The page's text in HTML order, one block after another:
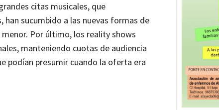
citas musicales, que
sucumbido a las nuevas formas de
Por último, los reality shows
manteniendo cuotas de audiencia
podían presumir cuando la oferta era